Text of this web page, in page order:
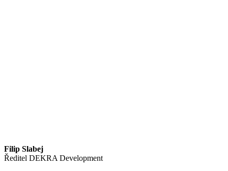
Filip Slabej
Ředitel DEKRA Development